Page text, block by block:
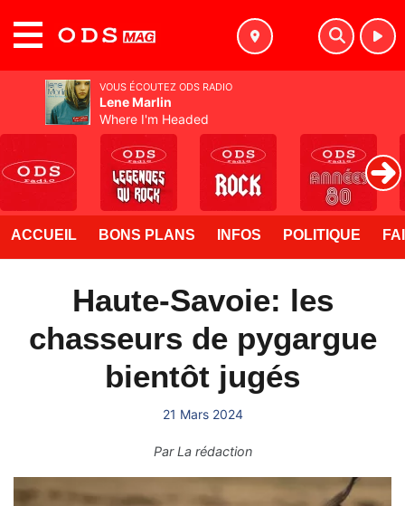
ACCUEIL BONS PLANS INFOS POLITIQUE
Haute-Savoie: les
chasseurs de pygargue
bientôt jugés
21 Mars 2024
ParLa rédaction
VOUS ÉCOUTEZ ODS RADIO
Lene Marlin
Where I'm Headed